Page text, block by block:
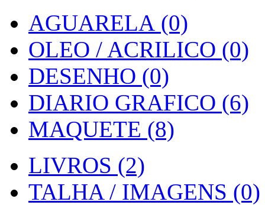
AGUARELA (0)
OLEO / ACRILICO (0)
DESENHO (0)
DIARIO GRAFICO (6)
MAQUETE (8)
LIVROS (2)
TALHA / IMAGENS (0)